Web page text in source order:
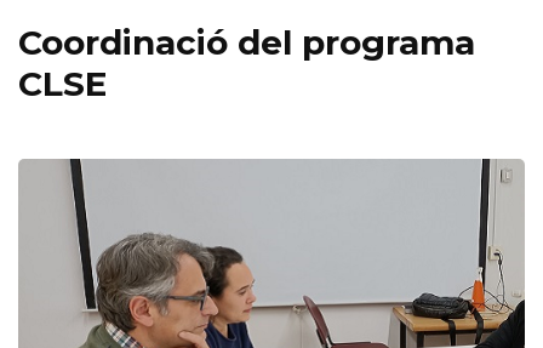
Coordinació del programa
CLSE